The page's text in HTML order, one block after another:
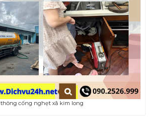
thông cống nghẹt xã kim long